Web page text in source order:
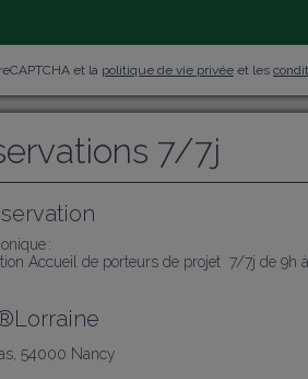
et la politique de vie privée et les
7/7j
:
Accueil de porteurs de projet  7/7j de 9h
54000 Nancy